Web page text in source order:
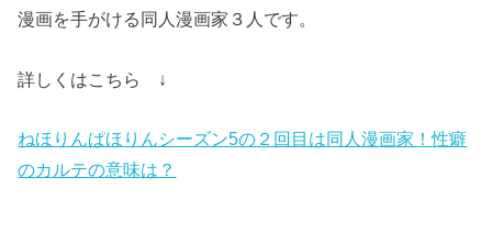
漫画を手がける同人漫画家３人です。
詳しくはこちら ↓
ねほりんぱほりんシーズン5の２回目は同人漫画家！性癖
のカルテの意味は？